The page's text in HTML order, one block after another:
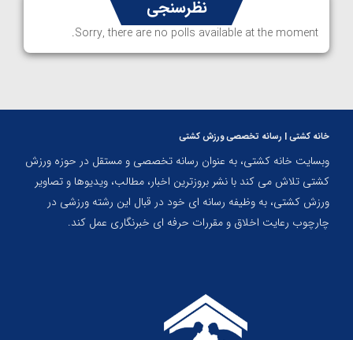
نظرسنجی
Sorry, there are no polls available at the moment.
خانه کشتی | رسانه تخصصی ورزش کشتی
وبسایت خانه کشتی، به عنوان رسانه تخصصی و مستقل در حوزه ورزش
کشتی تلاش می کند با نشر بروزترین اخبار، مطالب، ویدیوها و تصاویر
ورزش کشتی، به وظیفه رسانه ای خود در قبال این رشته ورزشی در
چارچوب رعایت اخلاق و مقررات حرفه ای خبرنگاری عمل کند.